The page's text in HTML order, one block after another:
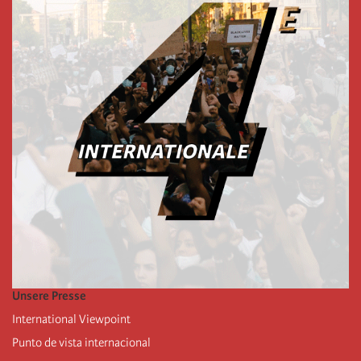
Unsere Presse
International Viewpoint
Punto de vista internacional